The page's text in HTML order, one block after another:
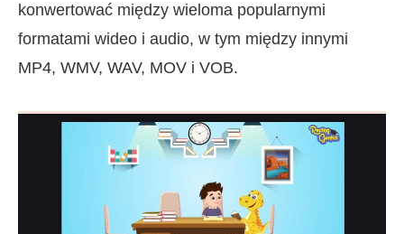
konwertować między wieloma popularnymi
formatami wideo i audio, w tym między innymi
MP4, WMV, WAV, MOV i VOB.